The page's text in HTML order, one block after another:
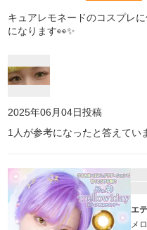
キュアレモネードのコスプレ
になります👀✨
2025年06月04日投稿
1 人が参考になったと答えてい
エ
メ